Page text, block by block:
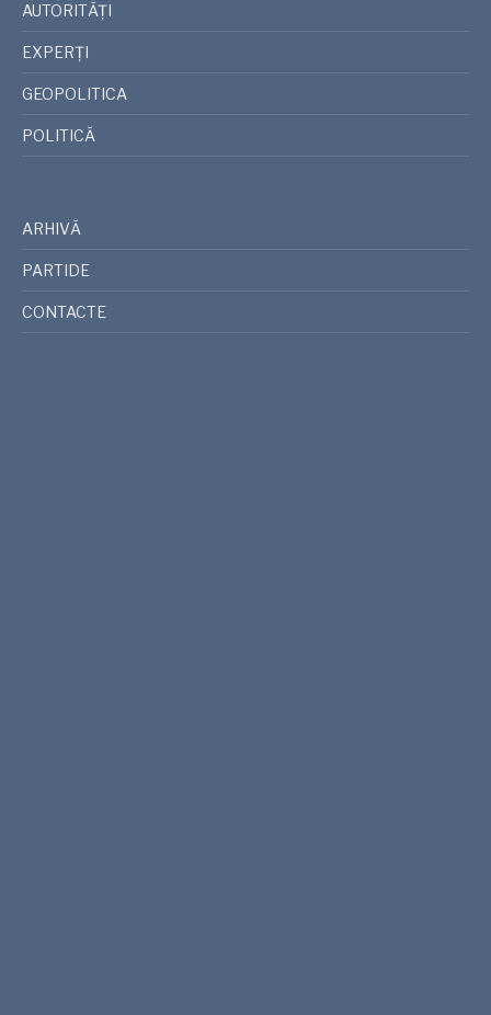
AUTORITĂȚI
EXPERȚI
GEOPOLITICA
POLITICĂ
ARHIVĂ
PARTIDE
CONTACTE